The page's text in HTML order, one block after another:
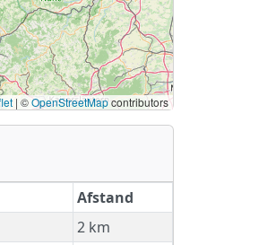
| ©OpenStreetMapcontributors
Afstand
2 km